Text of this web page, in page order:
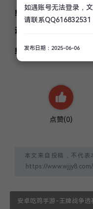
软件不是后台刷赞，
动弹出点赞。所以刷
软件真是可用
点赞(0)
本文来自投稿，不代表
安卓吃鸡手游-王牌战争透
如遇账号无法登录，
请联系QQ616832531
发布日期：2025-06-06